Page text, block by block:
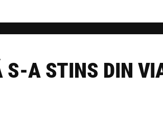
S-A STINS DIN